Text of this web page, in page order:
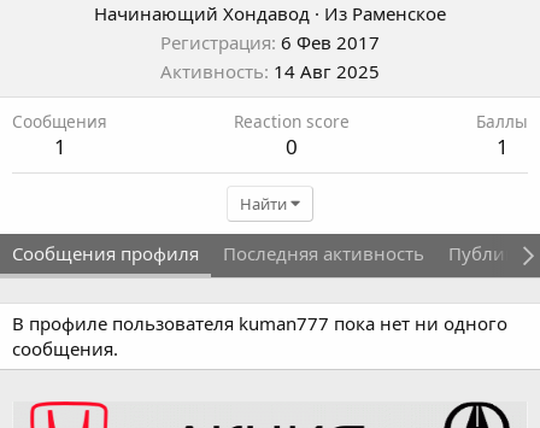
Начинающий Хондавод · Из Раменское
Регистрация 6 Фев 2017
Активность 14 Авг 2025
Сообщения
1
Reaction score
0
Баллы
1
Найти
Сообщения профиля Последняя активность
В профиле пользователя kuman777 пока нет ни одного
сообщения.